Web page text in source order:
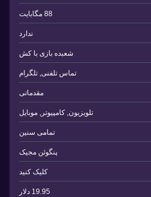
88 مگابایت
ندارد
شعبده بازی با کش
تماس تلفنی, تلگرام
مقدماتی
تلویزیون, کامپیوتر, موبایل
تمامی سنین
پنگوئن مجیک
کلیک کنید
19.95 دلار